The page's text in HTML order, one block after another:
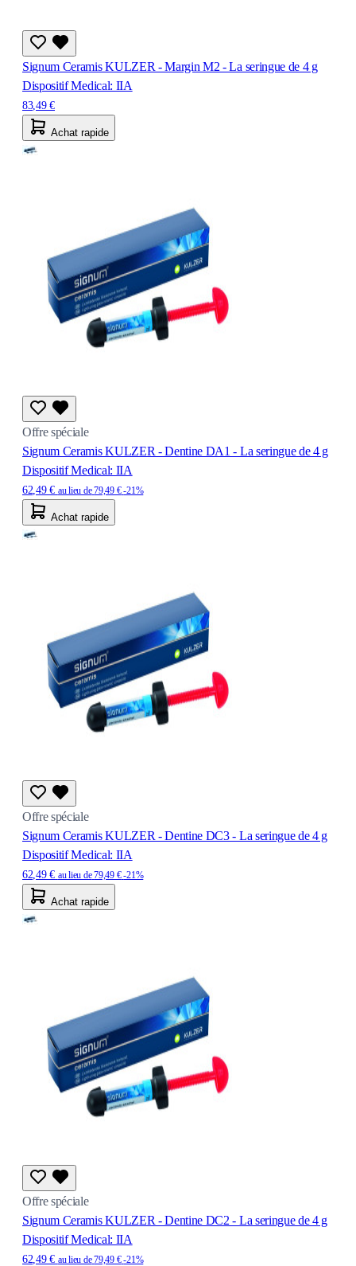
Signum Ceramis KULZER - Margin M2 - La seringue de 4 g
Dispositif Medical: IIA
83,49 €
Achat rapide
Offre spéciale
Signum Ceramis KULZER - Dentine DA1 - La seringue de 4 g
Dispositif Medical: IIA
62,49 € au lieu de79,49 €-21%
Achat rapide
Offre spéciale
Signum Ceramis KULZER - Dentine DC3 - La seringue de 4 g
Dispositif Medical: IIA
62,49 € au lieu de79,49 €-21%
Achat rapide
Offre spéciale
Signum Ceramis KULZER - Dentine DC2 - La seringue de 4 g
Dispositif Medical: IIA
62,49 € au lieu de79,49 €-21%